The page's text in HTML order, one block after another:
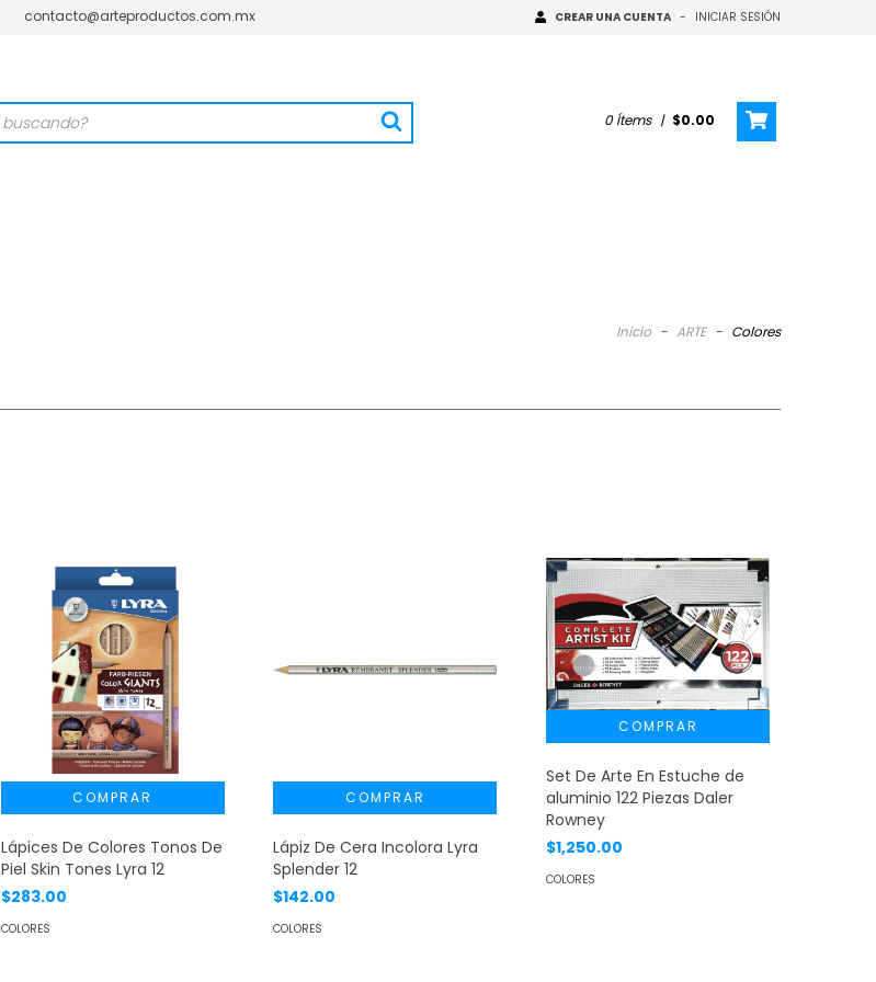
contacto@arteproductos.com.mx CREAR UNA CUENTA - INICIAR SESIÓN
0Ítems | $0.00
Inicio - ARTE - Colores
Lápices De Colores Tonos De
Piel Skin Tones Lyra 12
$283.00
COLORES
Lápiz De Cera Incolora Lyra
Splender 12
$142.00
COLORES
Set De Arte En Estuche de
aluminio 122 Piezas Daler
Rowney
$1,250.00
COLORES